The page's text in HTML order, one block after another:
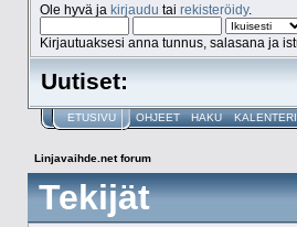
Ole hyvä ja kirjaudu tai rekisteröidy.
Kirjautuaksesi anna tunnus, salasana ja
Uutiset:
ETUSIVU OHJEET HAKU KALENTERI
Linjavaihde.net forum
Tekijät